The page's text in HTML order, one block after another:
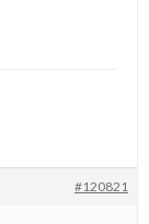
#120821